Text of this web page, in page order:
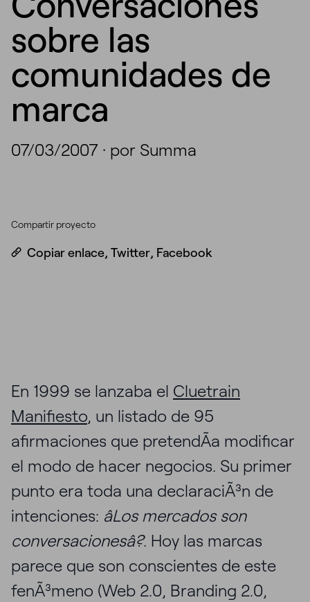
sobre las
comunidades de
marca
07/03/2007 · por Summa
Compartir proyecto
Copiar enlace, Twitter, Facebook
En 1999 se lanzaba el Cluetrain
Manifiesto, un listado de 95
afirmaciones que pretendÃ­a modificar
el modo de hacer negocios. Su primer
punto era toda una declaraciÃ³n de
intenciones: âLos mercados son
conversacionesâ?. Hoy las marcas
parece que son conscientes de este
fenÃ³meno (Web 2.0, Branding 2.0,